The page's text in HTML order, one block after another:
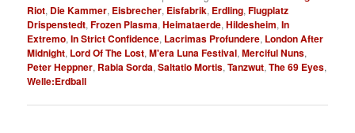
Riot, Die Kammer, Eisbrecher, Eisfabrik, Erdling,Flugplatz
Drispenstedt,Frozen Plasma,Heimataerde,Hildesheim,In
Extremo,In Strict Confidence, Lacrimas Profundere, London After
Midnight, Lord Of The Lost,M'era Luna Festival,Merciful Nuns,
Peter Heppner, Rabia Sorda,Saltatio Mortis,Tanzwut,The 69 Eyes,
Welle:Erdball